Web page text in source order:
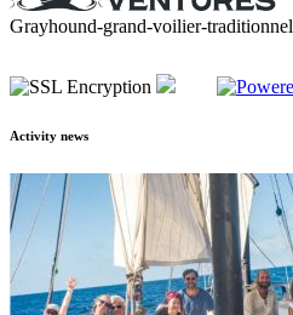
Grayhound-grand-voilier-traditionnel
Activity news